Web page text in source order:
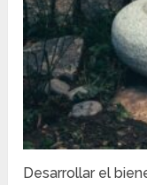
Desarrollar el